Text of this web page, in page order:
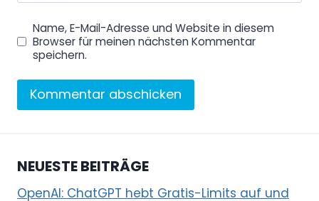
Name, E-Mail-Adresse und Website in diesem
Browser für meinen nächsten Kommentar
speichern.
NEUESTE BEITRÄGE
OpenAI: ChatGPT hebt Gratis-Limits auf und